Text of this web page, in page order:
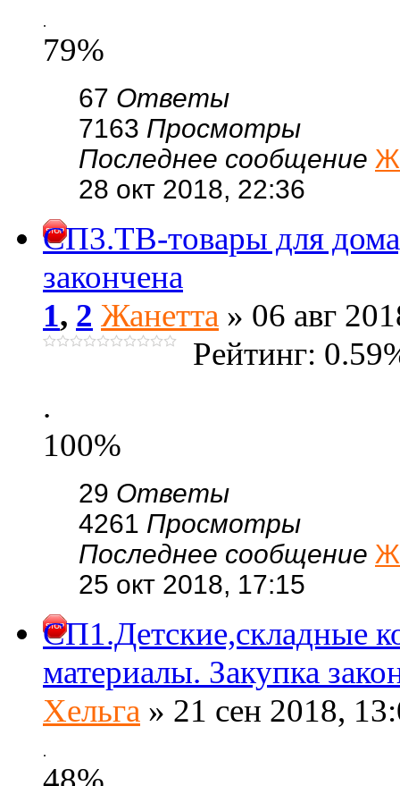
.
79%
67 Ответы
7163 Просмотры
Последнее сообщение
28 окт 2018, 22:36
СП3.ТВ-товары для
закончена
1, 2 Жанетта » 06 авг
Рейтинг:
.
100%
29 Ответы
4261 Просмотры
Последнее сообщение
25 окт 2018, 17:15
СП1.Детские,складные
материалы. Закупка
Хельга » 21 сен 2018,
.